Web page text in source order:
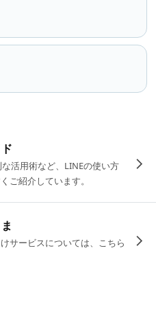
活用術など、LINEの使い方
ご紹介しています。
サービスについては、こちら